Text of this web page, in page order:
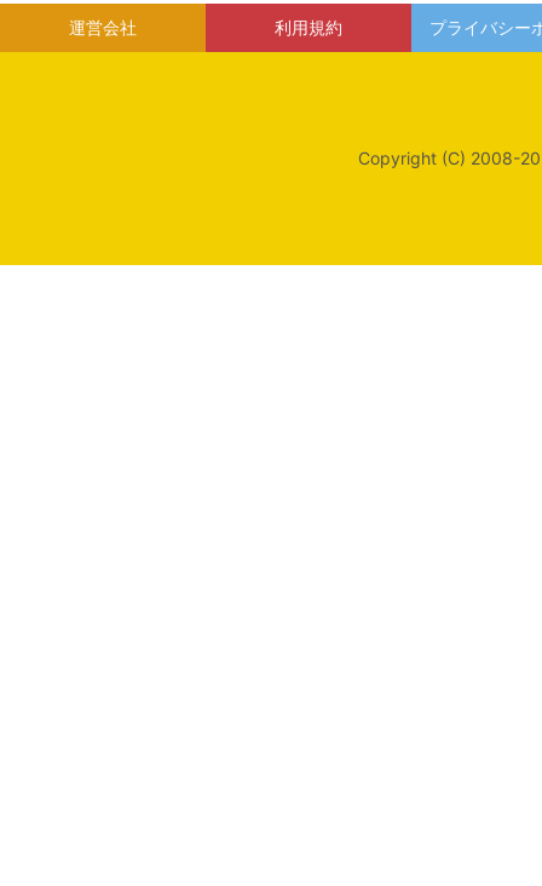
運営会社 利用規約 プライバシー
Copyright (C) 2008-